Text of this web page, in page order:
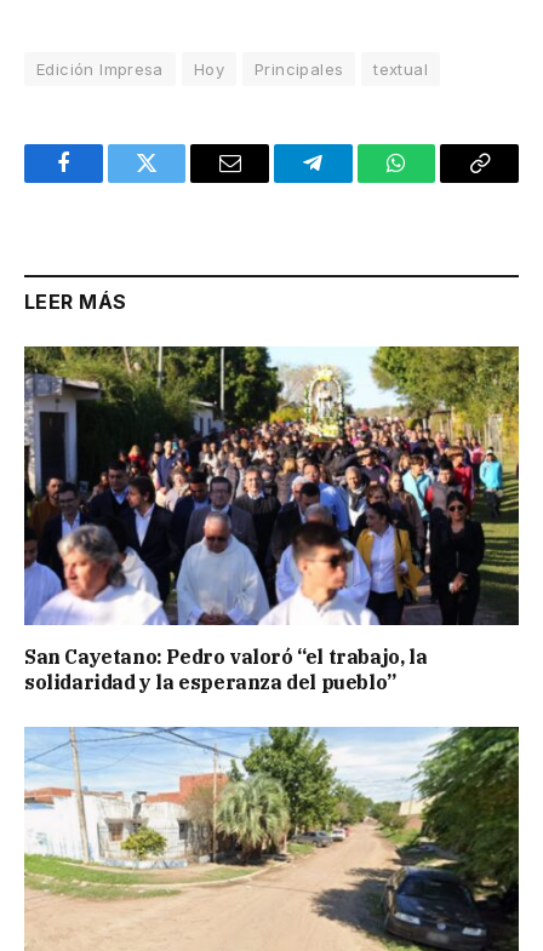
Edición Impresa Hoy Principales textual
FacebookTwitter Email TelegramWhatsAppCopy
LEER MÁS
San Cayetano: Pedro valoró “el trabajo, la
solidaridad y la esperanza del pueblo”